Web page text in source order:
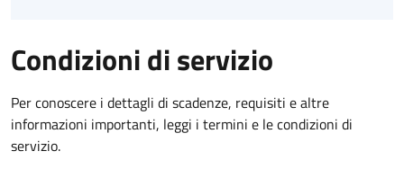
Condizioni di servizio
Per conoscere i dettagli di scadenze, requisiti e altre
informazioni importanti, leggi i termini e le condizioni di
servizio.